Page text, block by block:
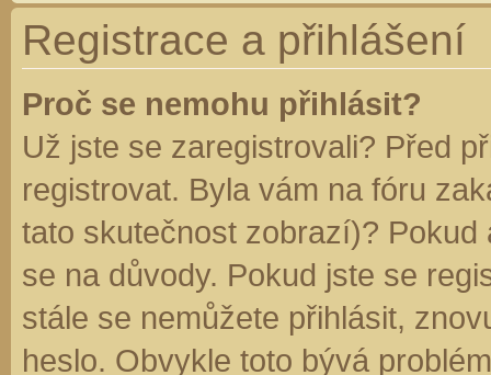
Registrace a přihlášení
Proč se nemohu přihlásit?
Už jste se zaregistrovali? Před
registrovat. Byla vám na fóru
tato skutečnost zobrazí)?
se na důvody. Pokud jste se
stále se nemůžete přihlásit,
heslo. Obvykle toto bývá